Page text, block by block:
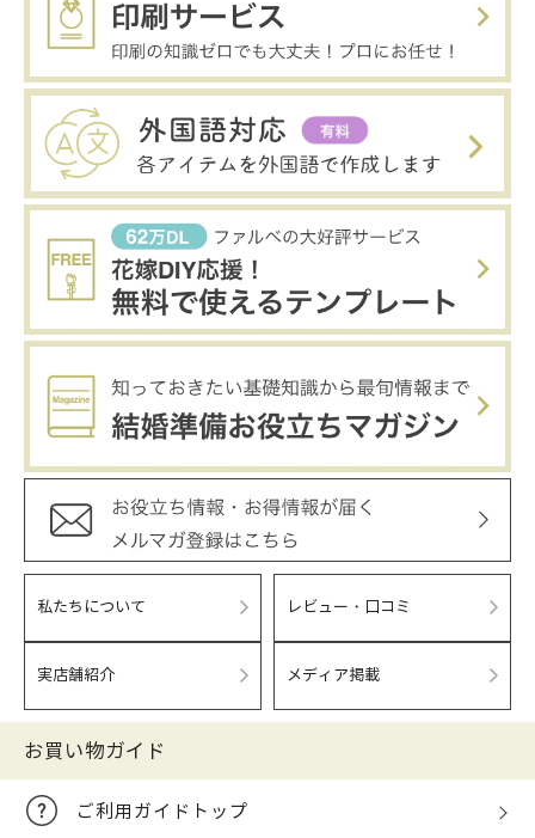
私たちについて レビュー・口コミ
実店舗紹介 メディア掲載
お買い物ガイド
ご利用ガイドトップ